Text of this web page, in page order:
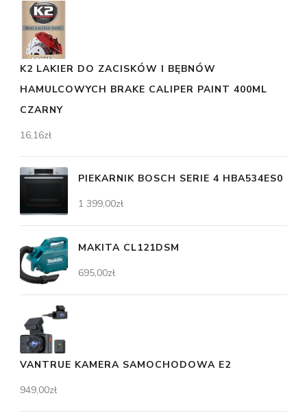
K2 LAKIER DO ZACISKÓW I BĘBNÓW
HAMULCOWYCH BRAKE CALIPER PAINT 400ML
CZARNY
16,16zł
PIEKARNIK BOSCH SERIE 4 HBA534ES0
1 399,00zł
MAKITA CL121DSM
695,00zł
VANTRUE KAMERA SAMOCHODOWA E2
949,00zł